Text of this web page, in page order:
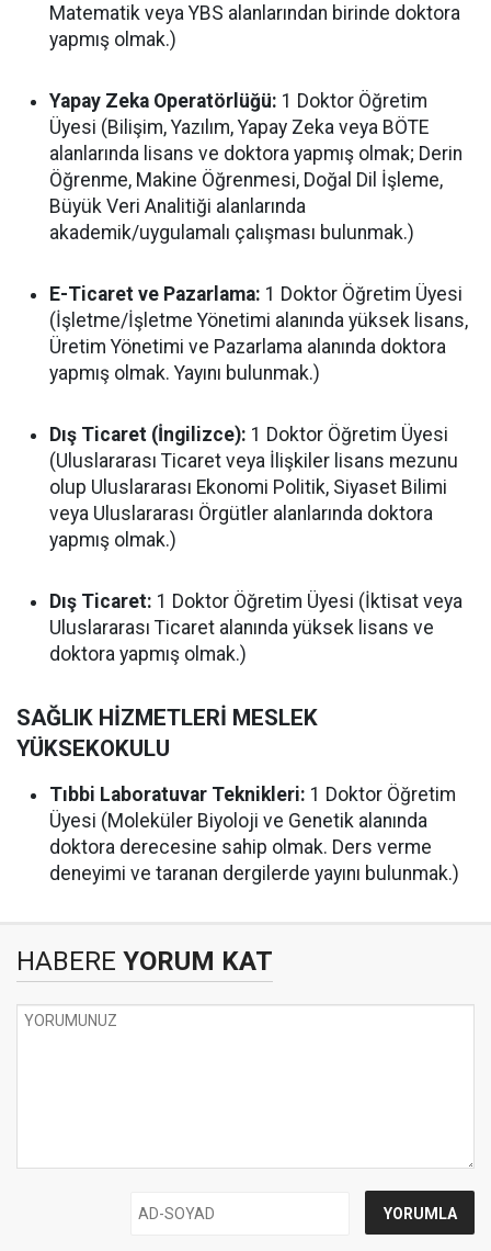
Matematik veya YBS alanlarından birinde doktora
yapmış olmak.)
Yapay Zeka Operatörlüğü: 1 Doktor Öğretim
Üyesi (Bilişim, Yazılım, Yapay Zeka veya BÖTE
alanlarında lisans ve doktora yapmış olmak; Derin
Öğrenme, Makine Öğrenmesi, Doğal Dil İşleme,
Büyük Veri Analitiği alanlarında
akademik/uygulamalı çalışması bulunmak.)
E-Ticaret ve Pazarlama: 1 Doktor Öğretim Üyesi
(İşletme/İşletme Yönetimi alanında yüksek lisans,
Üretim Yönetimi ve Pazarlama alanında doktora
yapmış olmak. Yayını bulunmak.)
Dış Ticaret (İngilizce): 1 Doktor Öğretim Üyesi
(Uluslararası Ticaret veya İlişkiler lisans mezunu
olup Uluslararası Ekonomi Politik, Siyaset Bilimi
veya Uluslararası Örgütler alanlarında doktora
yapmış olmak.)
Dış Ticaret: 1 Doktor Öğretim Üyesi (İktisat veya
Uluslararası Ticaret alanında yüksek lisans ve
doktora yapmış olmak.)
SAĞLIK HİZMETLERİ MESLEK
YÜKSEKOKULU
Tıbbi Laboratuvar Teknikleri: 1 Doktor Öğretim
Üyesi (Moleküler Biyoloji ve Genetik alanında
doktora derecesine sahip olmak. Ders verme
deneyimi ve taranan dergilerde yayını bulunmak.)
HABERE YORUM KAT